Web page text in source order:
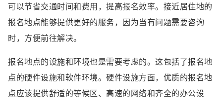
可以节省交通时间和费用，提高报名效率。接近居住地的
报名地点能够提供更好的服务，因为当有问题需要咨询
时，方便前往解决。
报名地点的设施和环境也是需要考虑的。这包括了报名地
点的硬件设施和软件环境。硬件设施方面，优质的报名地
点应该提供舒适的等候区、高速的网络和齐全的办公设